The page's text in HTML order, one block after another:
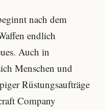
nach dem
endlich
Auch in
Menschen und
Rüstungsaufträge
Company